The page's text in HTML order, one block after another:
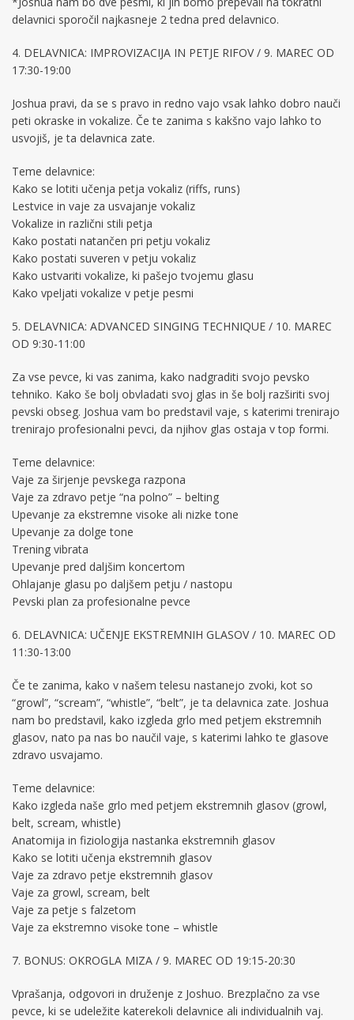
delavnici sporočil najkasneje 2 tedna pred delavnico.
4. DELAVNICA: IMPROVIZACIJA IN PETJE RIFOV / 9. MAREC OD
17:30-19:00
Joshua pravi, da se s pravo in redno vajo vsak lahko dobro nauči
peti okraske in vokalize. Če te zanima s kakšno vajo lahko to
usvojiš, je ta delavnica zate.
Teme delavnice:
Kako se lotiti učenja petja vokaliz (riffs, runs)
Lestvice in vaje za usvajanje vokaliz
Vokalize in različni stili petja
Kako postati natančen pri petju vokaliz
Kako postati suveren v petju vokaliz
Kako ustvariti vokalize, ki pašejo tvojemu glasu
Kako vpeljati vokalize v petje pesmi
5. DELAVNICA: ADVANCED SINGING TECHNIQUE / 10. MAREC
OD 9:30-11:00
Za vse pevce, ki vas zanima, kako nadgraditi svojo pevsko
tehniko. Kako še bolj obvladati svoj glas in še bolj razširiti svoj
pevski obseg. Joshua vam bo predstavil vaje, s katerimi trenirajo
trenirajo profesionalni pevci, da njihov glas ostaja v top formi.
Teme delavnice:
Vaje za širjenje pevskega razpona
Vaje za zdravo petje “na polno” – belting
Upevanje za ekstremne visoke ali nizke tone
Upevanje za dolge tone
Trening vibrata
Upevanje pred daljšim koncertom
Ohlajanje glasu po daljšem petju / nastopu
Pevski plan za profesionalne pevce
6. DELAVNICA: UČENJE EKSTREMNIH GLASOV / 10. MAREC OD
11:30-13:00
Če te zanima, kako v našem telesu nastanejo zvoki, kot so
“growl”, “scream”, “whistle”, “belt”, je ta delavnica zate. Joshua
nam bo predstavil, kako izgleda grlo med petjem ekstremnih
glasov, nato pa nas bo naučil vaje, s katerimi lahko te glasove
zdravo usvajamo.
Teme delavnice:
Kako izgleda naše grlo med petjem ekstremnih glasov (growl,
belt, scream, whistle)
Anatomija in fiziologija nastanka ekstremnih glasov
Kako se lotiti učenja ekstremnih glasov
Vaje za zdravo petje ekstremnih glasov
Vaje za growl, scream, belt
Vaje za petje s falzetom
Vaje za ekstremno visoke tone – whistle
7. BONUS: OKROGLA MIZA / 9. MAREC OD 19:15-20:30
Vprašanja, odgovori in druženje z Joshuo. Brezplačno za vse
pevce, ki se udeležite katerekoli delavnice ali individualnih vaj.